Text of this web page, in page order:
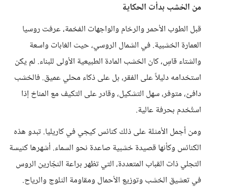
من الخشب بدأت الحكاية
قبل الطوب الأحمر والرخام والواجهات الفخمة، عرفت روسيا
العمارة الخشبية. في الشمال الروسي، حيث الغابات واسعة
والشتاء قاسٍ، كان الخشب المادة الطبيعية الأولى للبناء. لم يكن
استخدامه دليلاً على الفقر، بل على ذكاء محلي عميق. فالخشب
دافئ، متوفر، سهل التشكيل، وقادر على التكيف مع المناخ إذا
استُخدم بحرفة عالية.
ومن أجمل الأمثلة على ذلك كنائس كيجي في كاريليا. تبدو هذه
الكنائس وكأنها قصيدة خشبية صاعدة نحو السماء. أشهرها كنيسة
التجلي ذات القباب المتعددة، التي تظهر براعة النجّارين الروس
في تعشيق الخشب وتوزيع الأحمال ومقاومة الثلوج والرياح.